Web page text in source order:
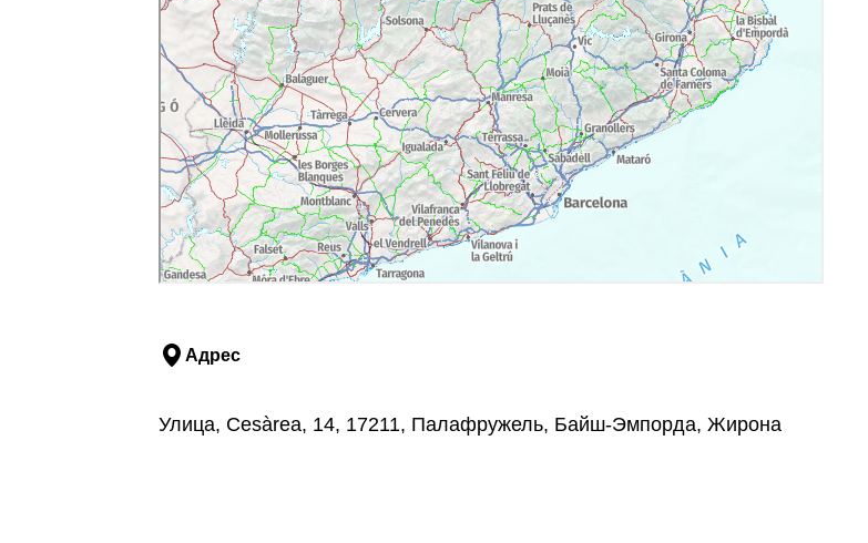
Адрес
Улица, Cesàrea, 14, 17211, Палафружель, Байш-Эмпорда, Жирона